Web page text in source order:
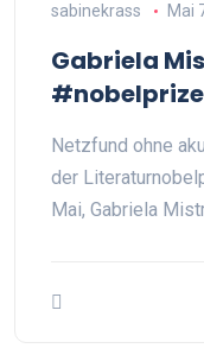
sabinekrass Mai
Gabriela
Netzfund ohne
der
Mai, Gabriela